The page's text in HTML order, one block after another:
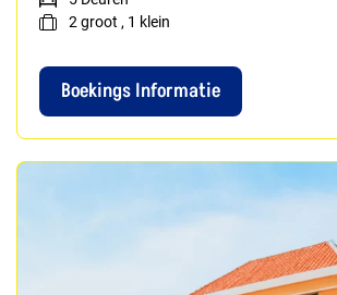
2 groot , 1 klein
Boekings Informatie